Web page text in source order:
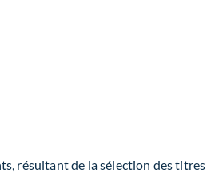
résultant de la sélection des titres